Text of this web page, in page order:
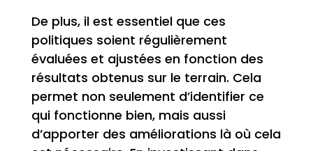
De plus, il est essentiel que ces
politiques soient régulièrement
évaluées et ajustées en fonction des
résultats obtenus sur le terrain. Cela
permet non seulement d’identifier ce
qui fonctionne bien, mais aussi
d’apporter des améliorations là où cela